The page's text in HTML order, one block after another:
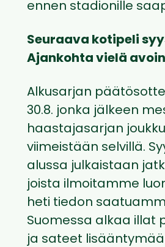
ennen stadionille
Seuraava kotipeli
Ajankohta vielä
Alkusarjan
30.8. jonka jälkeen
haastajasarjan
viimeistään selvillä.
alussa julkaistaan
joista ilmoitamme
heti tiedon
Suomessa alkaa illat
ja sateet